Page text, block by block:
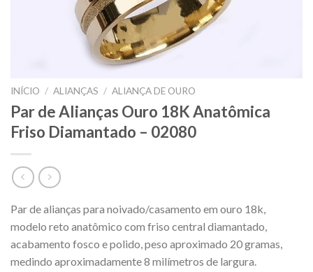
INÍCIO / ALIANÇAS / ALIANÇA DE OURO
Par de Alianças Ouro 18K Anatômica
Friso Diamantado – 02080
Par de alianças para noivado/casamento em ouro 18k,
modelo reto anatômico com friso central diamantado,
acabamento fosco e polido, peso aproximado 20 gramas,
medindo aproximadamente 8 milímetros de largura.